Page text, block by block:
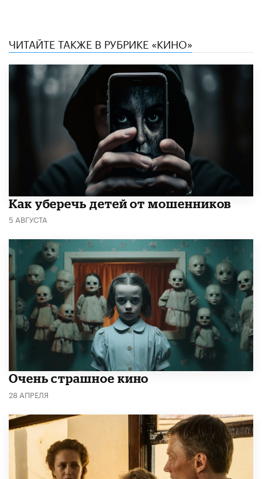
ЧИТАЙТЕ ТАКЖЕ В РУБРИКЕ «КИНО»
Как уберечь детей от мошенников
5 АВГУСТА
Очень страшное кино
28 АПРЕЛЯ